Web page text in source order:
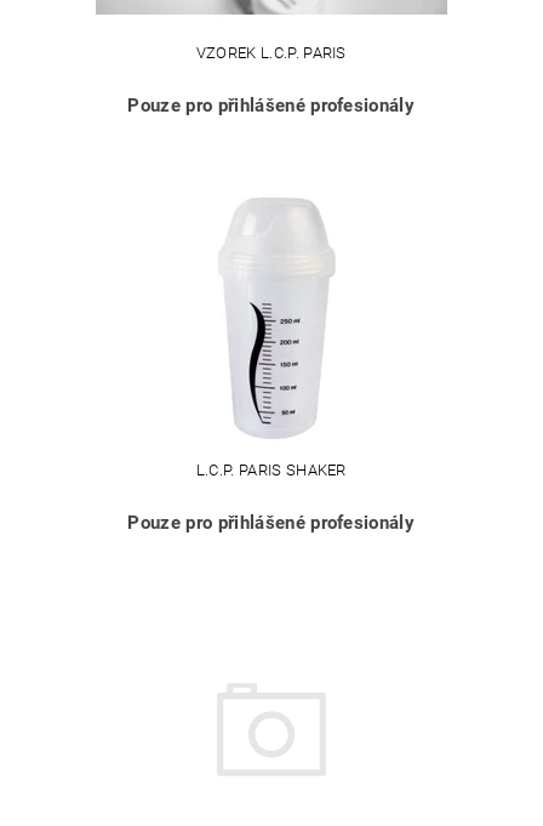
VZOREK L.C.P. PARIS
Pouze pro přihlášené profesionály
L.C.P. PARIS SHAKER
Pouze pro přihlášené profesionály